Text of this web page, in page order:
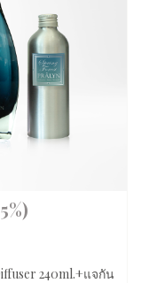
240ml.+แจกัน